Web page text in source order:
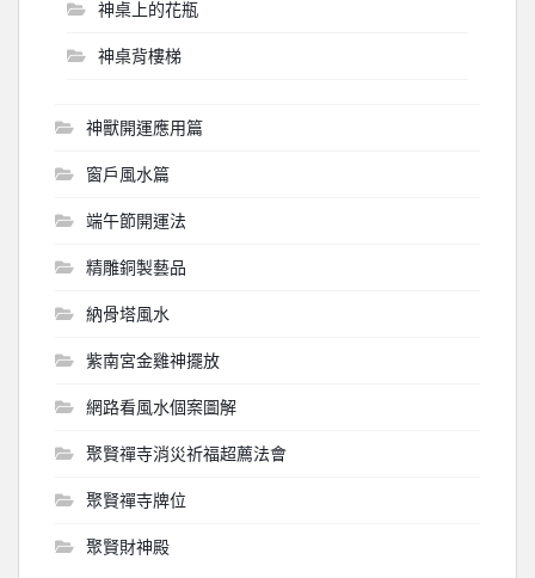
神桌上的花瓶
神桌背樓梯
神獸開運應用篇
窗戶風水篇
端午節開運法
精雕銅製藝品
納骨塔風水
紫南宮金雞神擺放
網路看風水個案圖解
聚賢禪寺消災祈福超薦法會
聚賢禪寺牌位
聚賢財神殿